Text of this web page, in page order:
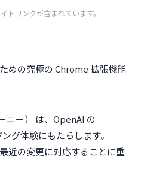
トリンクが含まれています。
めの究極の Chrome 拡張機能
ニー） は、OpenAI の
グ体験にもたらします。
近の変更に対応することに重